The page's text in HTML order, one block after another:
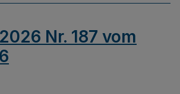
Nr. 187 vom